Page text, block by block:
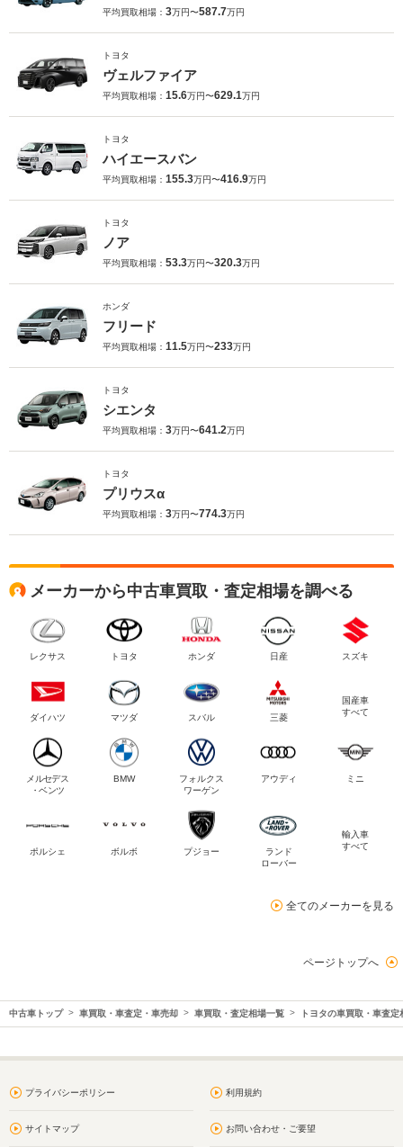
平均買取相場： 3万円〜587.7万円
トヨタ
ヴェルファイア
平均買取相場： 15.6万円〜629.1万円
トヨタ
ハイエースバン
平均買取相場： 155.3万円〜416.9万円
トヨタ
ノア
平均買取相場： 53.3万円〜320.3万円
ホンダ
フリード
平均買取相場： 11.5万円〜233万円
トヨタ
シエンタ
平均買取相場： 3万円〜641.2万円
トヨタ
プリウスα
平均買取相場： 3万円〜774.3万円
メーカーから中古車買取・査定相場を調べる
レクサス トヨタ ホンダ 日産 スズキ
ダイハツ マツダ スバル 三菱
国産車
すべて
メルセデス
・ベンツ
BMW
フォルクス
ワーゲン
アウディ ミニ
ポルシェ ボルボ プジョー
ランド
ローバー
輸入車
すべて
全てのメーカーを見る
ページトップへ
中古車トップ 車買取・車査定・車売却 車買取・査定相場一覧 トヨタの車買取・車査定
プライバシーポリシー 利用規約
サイトマップ お問い合わせ・ご要望